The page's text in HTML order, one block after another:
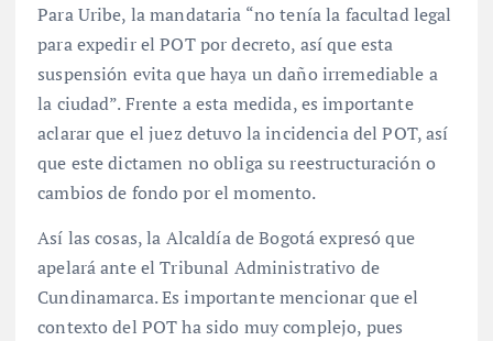
Para Uribe, la mandataria “no tenía la facultad legal
para expedir el POT por decreto, así que esta
suspensión evita que haya un daño irremediable a
la ciudad”. Frente a esta medida, es importante
aclarar que el juez detuvo la incidencia del POT, así
que este dictamen no obliga su reestructuración o
cambios de fondo por el momento.
Así las cosas, la Alcaldía de Bogotá expresó que
apelará ante el Tribunal Administrativo de
Cundinamarca. Es importante mencionar que el
contexto del POT ha sido muy complejo, pues